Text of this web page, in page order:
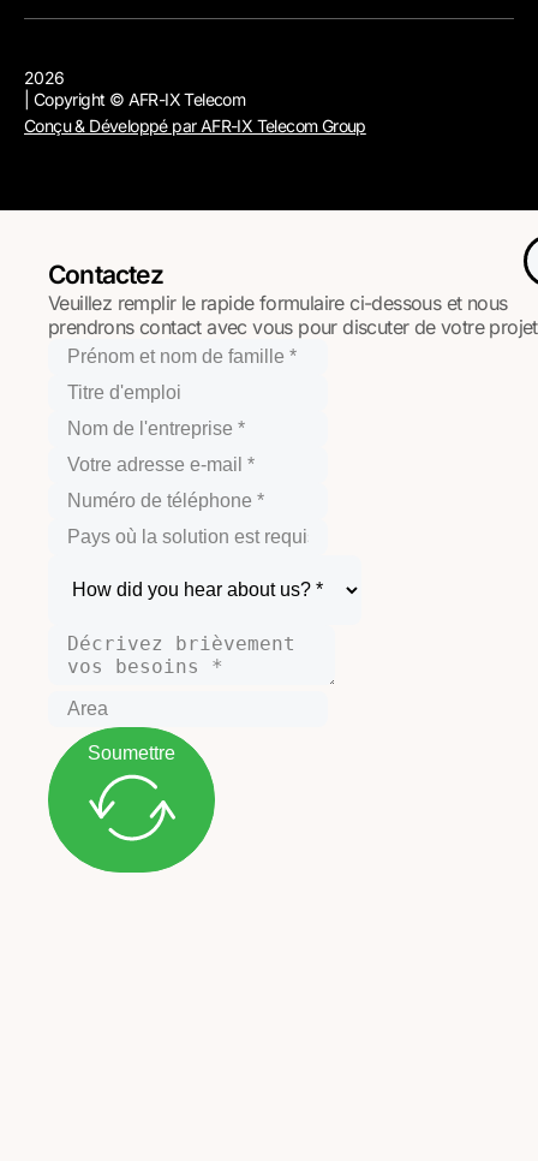
2026
| Copyright © AFR-IX Telecom
Conçu & Développé par AFR-IX Telecom Group
Contactez
Veuillez remplir le rapide formulaire ci-dessous et nous
prendrons contact avec vous pour discuter de votre
Soumettre